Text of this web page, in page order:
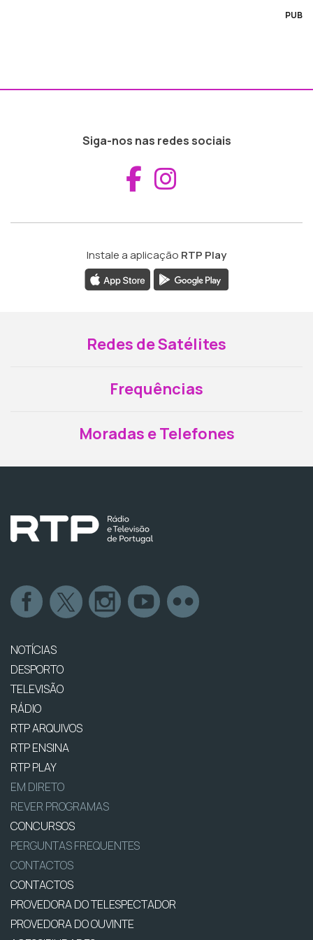
PUB
Siga-nos nas redes sociais
Aceder ao
Instale a aplicação RTP Play
Redes de Satélites
Frequências
Moradas e Telefones
NOTÍCIAS
DESPORTO
TELEVISÃO
RÁDIO
RTP ARQUIVOS
RTP ENSINA
RTP PLAY
EM DIRETO
REVER PROGRAMAS
CONCURSOS
PERGUNTAS FREQUENTES
CONTACTOS
CONTACTOS
PROVEDORA DO TELESPECTADOR
PROVEDORA DO OUVINTE